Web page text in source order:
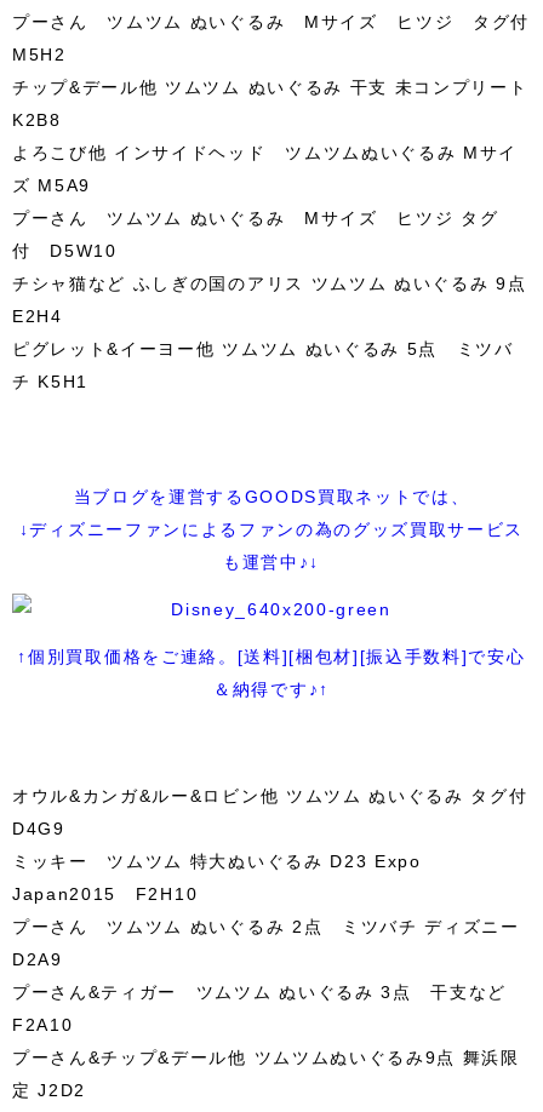
プーさん ツムツム ぬいぐるみ Mサイズ ヒツジ タグ付
M5H2
チップ&デール他 ツムツム ぬいぐるみ 干支 未コンプリート
K2B8
よろこび他 インサイドヘッド ツムツムぬいぐるみ Mサイ
ズ M5A9
プーさん ツムツム ぬいぐるみ Mサイズ ヒツジ タグ
付 D5W10
チシャ猫など ふしぎの国のアリス ツムツム ぬいぐるみ 9点
E2H4
ピグレット&イーヨー他 ツムツム ぬいぐるみ 5点 ミツバ
チ K5H1
当ブログを運営するGOODS買取ネットでは、
↓ディズニーファンによるファンの為のグッズ買取サービス
も運営中♪↓
↑個別買取価格をご連絡。[送料][梱包材][振込手数料]で安心
＆納得です♪↑
オウル&カンガ&ルー&ロビン他 ツムツム ぬいぐるみ タグ付
D4G9
ミッキー ツムツム 特大ぬいぐるみ D23 Expo
Japan2015 F2H10
プーさん ツムツム ぬいぐるみ 2点 ミツバチ ディズニー
D2A9
プーさん&ティガー ツムツム ぬいぐるみ 3点 干支など
F2A10
プーさん&チップ&デール他 ツムツムぬいぐるみ9点 舞浜限
定 J2D2